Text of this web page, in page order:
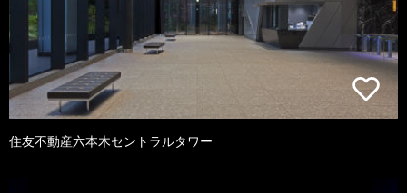
住友不動産六本木セントラルタワー